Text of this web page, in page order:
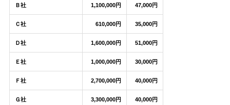
Ｂ社 1,100,000円 47,000円
Ｃ社 610,000円 35,000円
Ｄ社 1,600,000円 51,000円
Ｅ社 1,000,000円 30,000円
Ｆ社 2,700,000円 40,000円
Ｇ社 3,300,000円 40,000円